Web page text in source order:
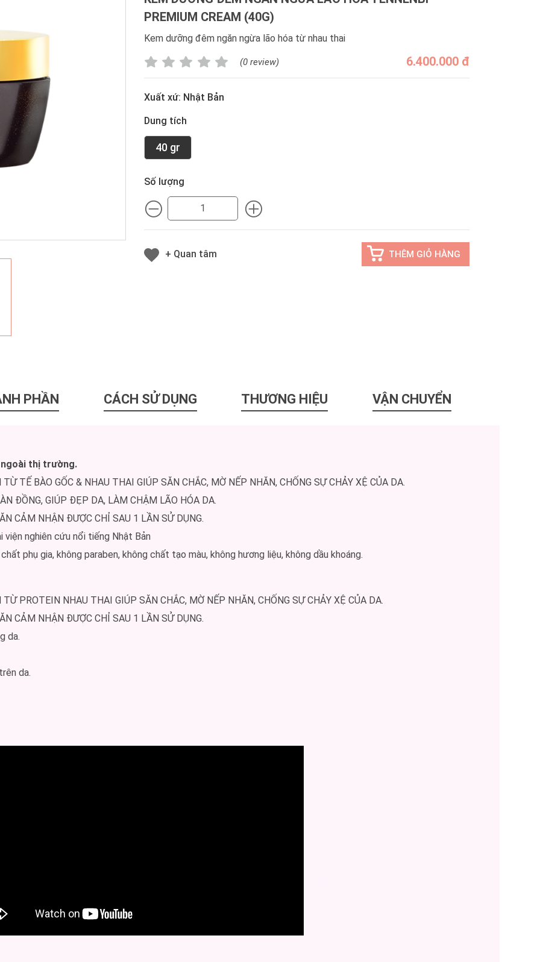
PREMIUM CREAM (40G)
Kem dưỡng đêm ngăn ngừa lão hóa từ nhau thai
(0 review) 6.400.000 đ
Xuất xứ: Nhật Bản
Dung tích
40 gr
Số lượng
MINUS MINUS
+ Quan tâm THÊM GIỎ HÀNG
PHẦN CÁCH SỬ DỤNG THƯƠNG HIỆU VẬN CHUYỂN
thị trường.
TẾ BÀO GỐC & NHAU THAI GIÚP SĂN CHẮC, MỜ NẾP NHĂN, CHỐNG SỰ CHẢY XỆ CỦA DA.
ĐỒNG, GIÚP ĐẸP DA, LÀM CHẬM LÃO HÓA DA.
CẢM NHẬN ĐƯỢC CHỈ SAU 1 LẦN SỬ DỤNG.
nghiên cứu nổi tiếng Nhật Bản
phụ gia, không paraben, không chất tạo màu, không hương liệu, không dầu khoáng.
PROTEIN NHAU THAI GIÚP SĂN CHẮC, MỜ NẾP NHĂN, CHỐNG SỰ CHẢY XỆ CỦA DA.
CẢM NHẬN ĐƯỢC CHỈ SAU 1 LẦN SỬ DỤNG.
da.
da.